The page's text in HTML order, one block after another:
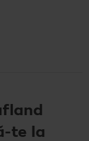
te la